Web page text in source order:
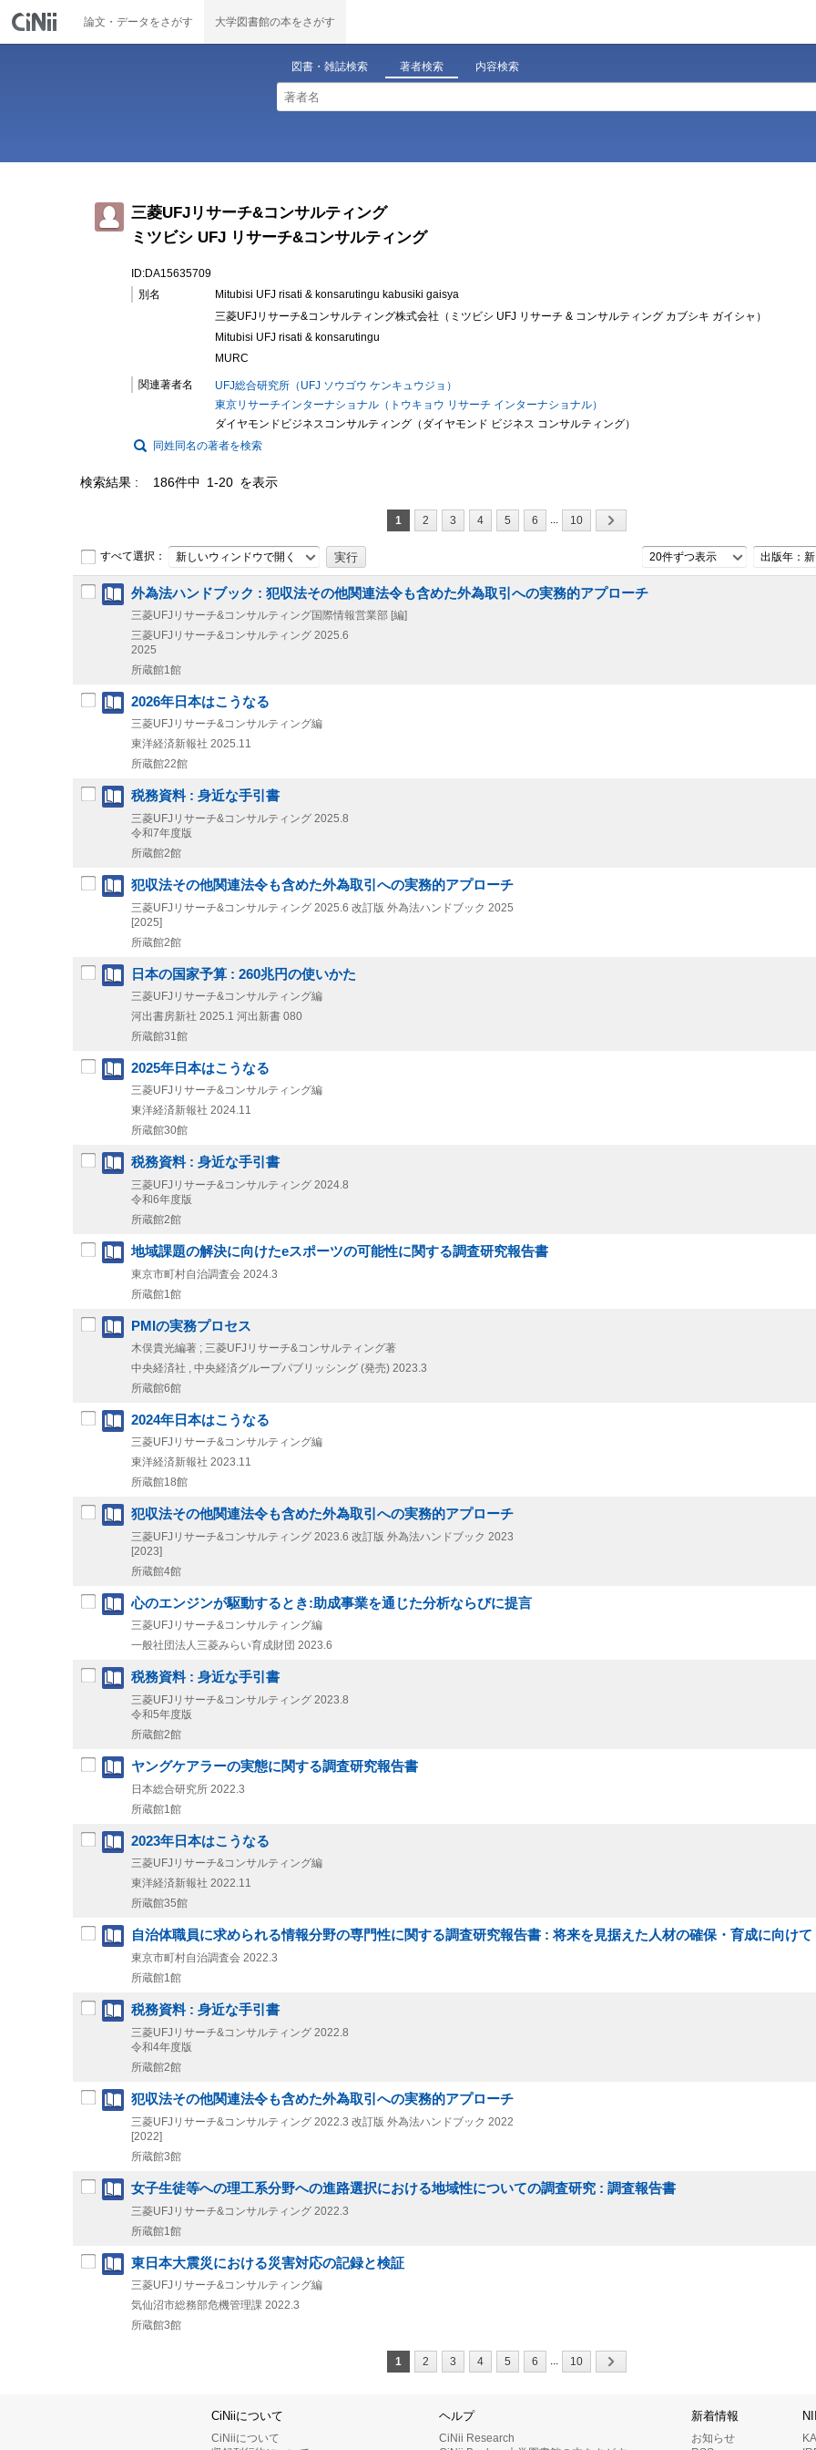
論文・データをさがす 大学図書館の本をさがす
図書・雑誌検索 著者検索 内容検索
三菱UFJリサーチ&コンサルティング
ミツビシ UFJ リサーチ&コンサルティング
ID:DA15635709
別名
Mitubisi UFJ risati & konsarutingu kabusiki gaisya
三菱UFJリサーチ&コンサルティング株式会社（ミツビシ UFJ リサーチ & コンサルティング カブシキ ガイシャ）
Mitubisi UFJ risati & konsarutingu
MURC
関連著者名
UFJ総合研究所（UFJ ソウゴウ ケンキュウジョ）
東京リサーチインターナショナル（トウキョウ リサーチ インターナショナル）
ダイヤモンドビジネスコンサルティング（ダイヤモンド ビジネス コンサルティング）
同姓同名の著者を検索
検索結果 186件中 1-20 を表示
1 2 3 4 5 6 ... 10
すべて選択： 新しいウィンドウで開く 20件ずつ表示 出版年：
外為法ハンドブック : 犯収法その他関連法令も含めた外為取引への実務的アプローチ
三菱UFJリサーチ&コンサルティング国際情報営業部 [編]
三菱UFJリサーチ&コンサルティング 2025.6
2025
所蔵館1館
2026年日本はこうなる
三菱UFJリサーチ&コンサルティング編
東洋経済新報社 2025.11
所蔵館22館
税務資料 : 身近な手引書
三菱UFJリサーチ&コンサルティング 2025.8
令和7年度版
所蔵館2館
犯収法その他関連法令も含めた外為取引への実務的アプローチ
三菱UFJリサーチ&コンサルティング 2025.6 改訂版 外為法ハンドブック 2025
[2025]
所蔵館2館
日本の国家予算 : 260兆円の使いかた
三菱UFJリサーチ&コンサルティング編
河出書房新社 2025.1 河出新書 080
所蔵館31館
2025年日本はこうなる
三菱UFJリサーチ&コンサルティング編
東洋経済新報社 2024.11
所蔵館30館
税務資料 : 身近な手引書
三菱UFJリサーチ&コンサルティング 2024.8
令和6年度版
所蔵館2館
地域課題の解決に向けたeスポーツの可能性に関する調査研究報告書
東京市町村自治調査会 2024.3
所蔵館1館
PMIの実務プロセス
木俣貴光編著 ; 三菱UFJリサーチ&コンサルティング著
中央経済社 , 中央経済グループパブリッシング (発売) 2023.3
所蔵館6館
2024年日本はこうなる
三菱UFJリサーチ&コンサルティング編
東洋経済新報社 2023.11
所蔵館18館
犯収法その他関連法令も含めた外為取引への実務的アプローチ
三菱UFJリサーチ&コンサルティング 2023.6 改訂版 外為法ハンドブック 2023
[2023]
所蔵館4館
心のエンジンが駆動するとき:助成事業を通じた分析ならびに提言
三菱UFJリサーチ&コンサルティング編
一般社団法人三菱みらい育成財団 2023.6
税務資料 : 身近な手引書
三菱UFJリサーチ&コンサルティング 2023.8
令和5年度版
所蔵館2館
ヤングケアラーの実態に関する調査研究報告書
日本総合研究所 2022.3
所蔵館1館
2023年日本はこうなる
三菱UFJリサーチ&コンサルティング編
東洋経済新報社 2022.11
所蔵館35館
自治体職員に求められる情報分野の専門性に関する調査研究報告書 : 将来を見据えた人材の確保・育成に向けて
東京市町村自治調査会 2022.3
所蔵館1館
税務資料 : 身近な手引書
三菱UFJリサーチ&コンサルティング 2022.8
令和4年度版
所蔵館2館
犯収法その他関連法令も含めた外為取引への実務的アプローチ
三菱UFJリサーチ&コンサルティング 2022.3 改訂版 外為法ハンドブック 2022
[2022]
所蔵館3館
女子生徒等への理工系分野への進路選択における地域性についての調査研究 : 調査報告書
三菱UFJリサーチ&コンサルティング 2022.3
所蔵館1館
東日本大震災における災害対応の記録と検証
三菱UFJリサーチ&コンサルティング編
気仙沼市総務部危機管理課 2022.3
所蔵館3館
1 2 3 4 5 6 ... 10
CiNiiについて
CiNiiについて
ヘルプ
CiNii Research
新着情報
お知らせ